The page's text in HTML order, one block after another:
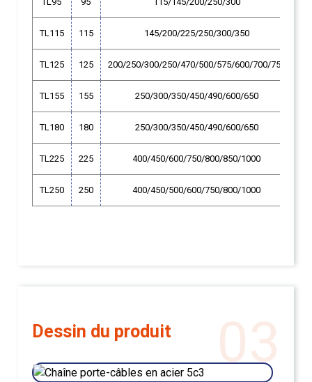
TL115 115 145/200/225/250/300/350
TL125 125 200/250/300/250/470/500/575/600/700/750
TL155 155 250/300/350/450/490/600/650
TL180 180 250/300/350/450/490/600/650
TL225 225 400/450/600/750/800/850/1000
TL250 250 400/450/500/600/750/800/1000
03
Dessin du produit